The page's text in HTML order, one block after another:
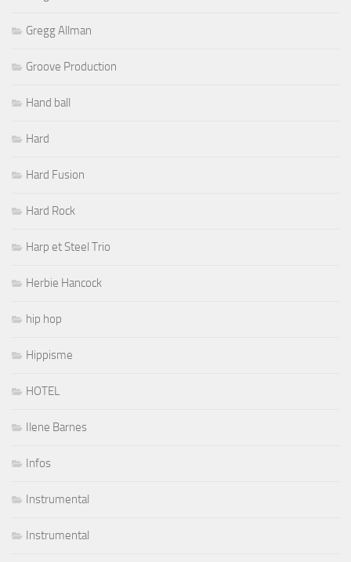
Gregg Allman
Groove Production
Hand ball
Hard
Hard Fusion
Hard Rock
Harp et Steel Trio
Herbie Hancock
hip hop
Hippisme
HOTEL
Ilene Barnes
Infos
Instrumental
Instrumental